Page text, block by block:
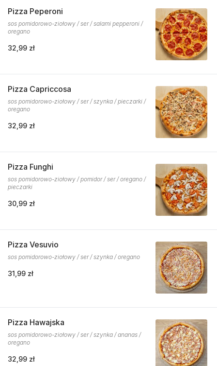
Pizza Peperoni
sos pomidorowo-ziołowy / ser / salami pepperoni /
oregano
32,99 zł
Pizza Capriccosa
sos pomidorowo-ziołowy / ser / szynka / pieczarki /
oregano
32,99 zł
Pizza Funghi
sos pomidorowo-ziołowy / pomidor / ser / oregano /
pieczarki
30,99 zł
Pizza Vesuvio
sos pomidorowo-ziołowy / ser / szynka / oregano
31,99 zł
Pizza Hawajska
sos pomidorowo-ziołowy / ser / szynka / ananas /
oregano
32,99 zł